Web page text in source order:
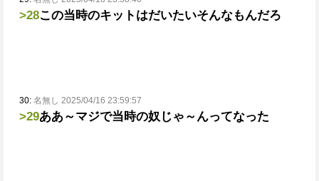
>28この当時のキットはだいたいそんなもんだろ
30: 名無し 2025/04/16 23:59:57
>29ああ～マジで当時の奴じゃ～んってなった